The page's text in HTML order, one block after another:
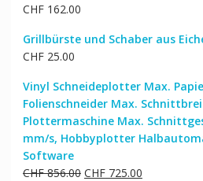
CHF162.00
Grillbürste und Schaber aus
CHF25.00
Vinyl Schneideplotter Max.
Folienschneider Max.
Plottermaschine Max.
mm/s, Hobbyplotter
Software
CHF856.00 Ursprünglicher
CHF725.00Aktueller